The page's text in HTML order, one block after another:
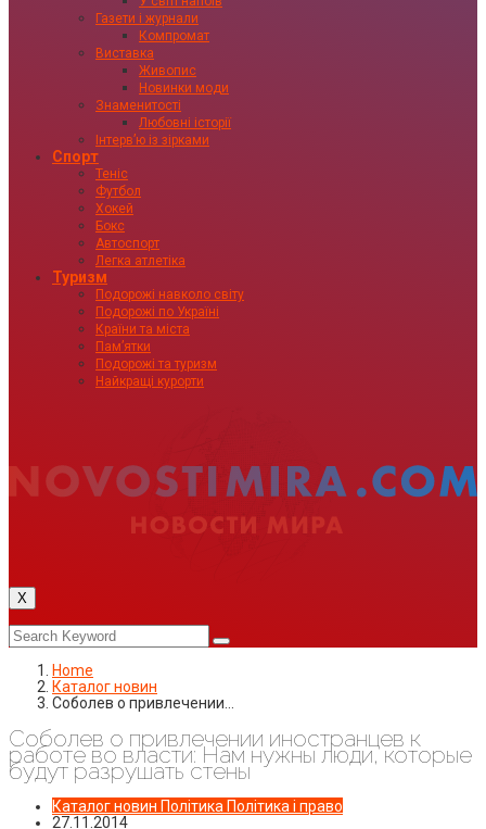
Газети і журнали
Компромат
Виставка
Живопис
Новинки моди
Знаменитості
Любовні історії
Інтервʼю із зірками
Спорт
Теніс
Футбол
Хокей
Бокс
Автоспорт
Легка атлетіка
Туризм
Подорожі навколо світу
Подорожі по Україні
Країни та міста
Пам’ятки
Подорожі та туризм
Найкращі курорти
X
Home
Каталог новин
Соболев о привлечении…
Соболев о привлечении иностранцев к
работе во власти: Нам нужны люди, которые
будут разрушать стены
Каталог новин Політика Політика і право
27.11.2014